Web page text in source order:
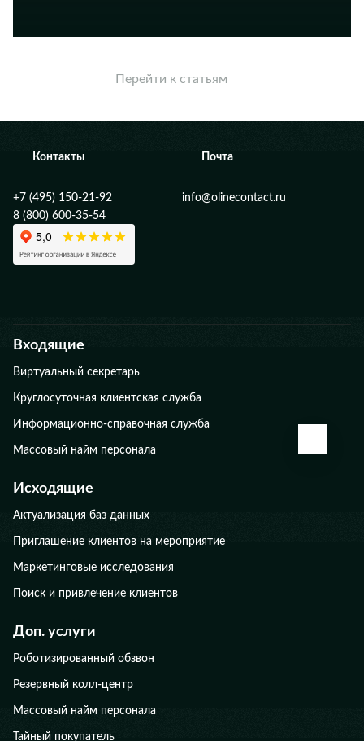
Перейти к статьям
Контакты
+7 (495) 150-21-92
8 (800) 600-35-54
Почта
info@olinecontact.ru
Входящие
Виртуальный секретарь
Круглосуточная клиентская служба
Информационно-справочная служба
Массовый найм персонала
Исходящие
Актуализация баз данных
Приглашение клиентов на мероприятие
Маркетинговые исследования
Поиск и привлечение клиентов
Доп. услуги
Роботизированный обзвон
Резервный колл-центр
Массовый найм персонала
Тайный покупатель